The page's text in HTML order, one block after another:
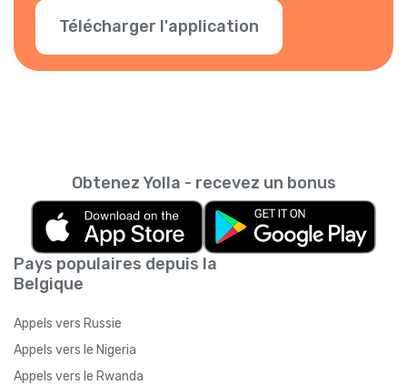
Télécharger l'application
Pays populaires depuis la
Belgique
Appels vers Russie
Appels vers le Nigeria
Appels vers le Rwanda
Obtenez Yolla - recevez un bonus